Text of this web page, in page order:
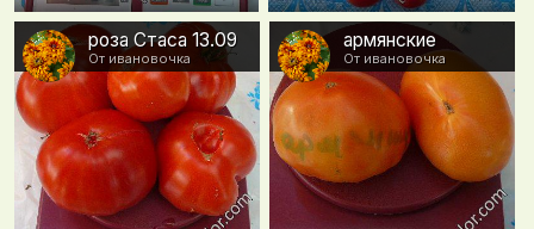
роза Стаса 13.09
От ивановочка
армянские
От ивановочка